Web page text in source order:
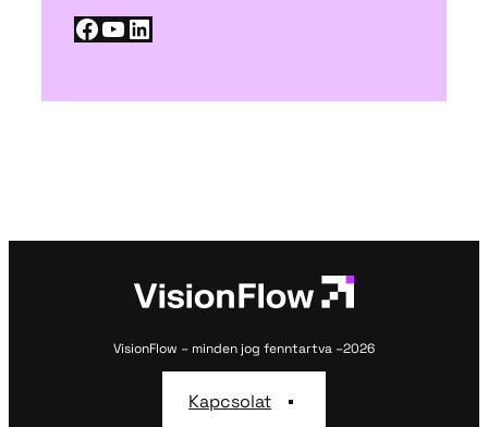
Facebook
YouTube
LinkedIn
VisionFlow – minden jog fenntartva –2026
Kapcsolat